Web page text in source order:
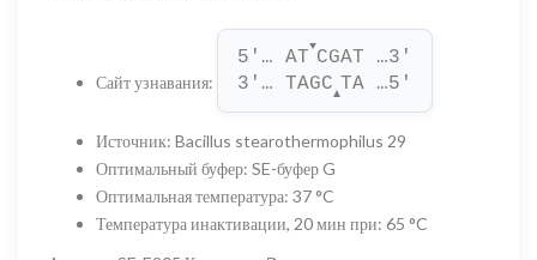
305,00 ₽
–
17
220,00 ₽
Сайт узнавания:
5'… AT
▼
CGAT …3'
3'… TAGC▲TA …5'
Источник: Bacillus stearothermophilus 29
Оптимальный буфер: SE-буфер G
Оптимальная температура: 37 °C
Температура инактивации, 20 мин при: 65 °C